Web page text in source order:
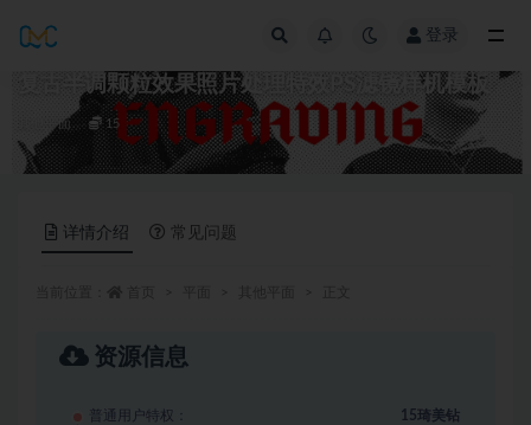
登录
复古半调颗粒效果照片处理特效PS滤镜样机模板
其他平面 15
详情介绍 常见问题
资源信息
普通用户特权： 15琦美钻